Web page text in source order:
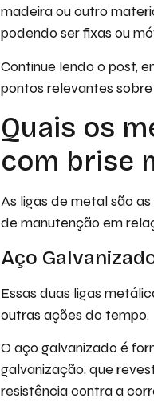
madeira ou outro
podendo ser fixas ou
Continue lendo o post,
pontos relevantes
Quais os
com brise
As ligas de metal são
de manutenção em
Aço
Essas duas ligas
outras ações do tempo.
O aço galvanizado é
galvanização, que
resistência contra a